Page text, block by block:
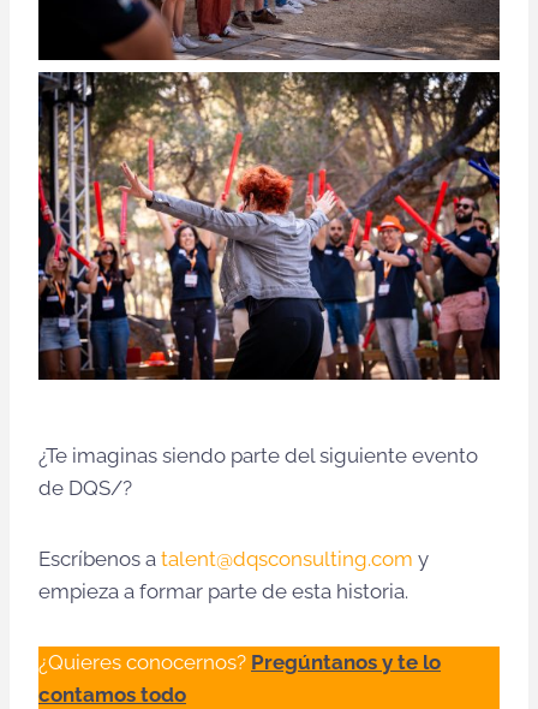
¿Te imaginas siendo parte del siguiente evento
de DQS/?
Escríbenos a talent@dqsconsulting.com y
empieza a formar parte de esta historia.
¿Quieres conocernos? Pregúntanos y te lo
contamos todo